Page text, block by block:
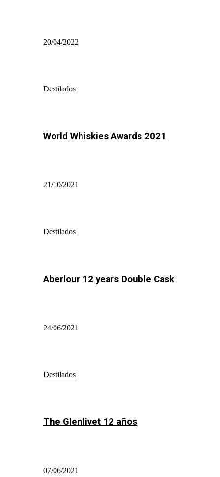
20/04/2022
Destilados
World Whiskies Awards 2021
21/10/2021
Destilados
Aberlour 12 years Double Cask
24/06/2021
Destilados
The Glenlivet 12 años
07/06/2021